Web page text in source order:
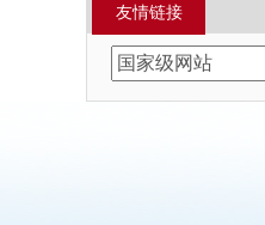
友情链接